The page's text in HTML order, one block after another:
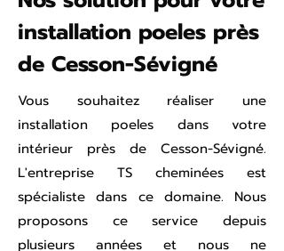
installation poeles près
de Cesson-Sévigné
Vous souhaitez réaliser une
installation poeles dans votre
intérieur près de Cesson-Sévigné.
L'entreprise TS cheminées est
spécialiste dans ce domaine. Nous
proposons ce service depuis
plusieurs années et nous ne